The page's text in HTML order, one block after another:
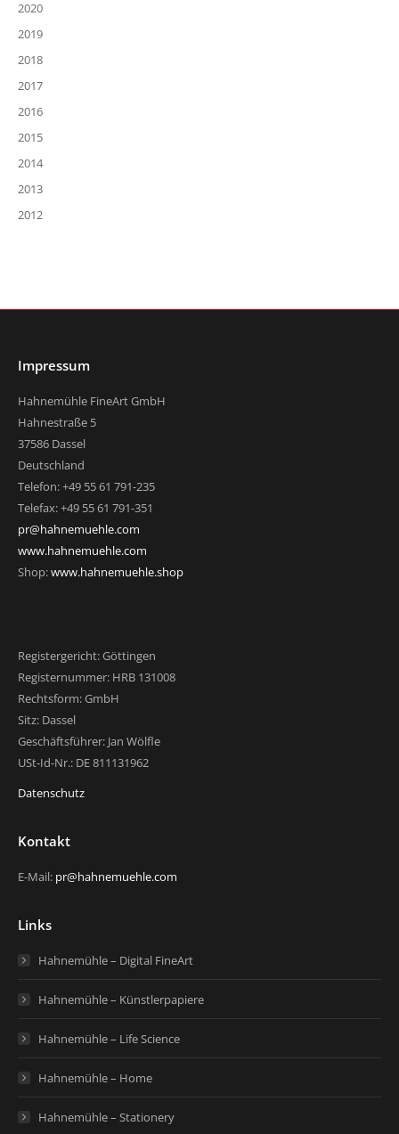
2020
2019
2018
2017
2016
2015
2014
2013
2012
Impressum
Hahnemühle FineArt GmbH
Hahnestraße 5
37586 Dassel
Deutschland
Telefon: +49 55 61 791-235
Telefax: +49 55 61 791-351
pr@hahnemuehle.com
www.hahnemuehle.com
Shop:www.hahnemuehle.shop
Registergericht: Göttingen
Registernummer: HRB 131008
Rechtsform: GmbH
Sitz: Dassel
Geschäftsführer: Jan Wölfle
USt-Id-Nr.: DE 811131962
Datenschutz
Kontakt
E-Mail: pr@hahnemuehle.com
Links
Hahnemühle – Digital FineArt
Hahnemühle – Künstlerpapiere
Hahnemühle – Life Science
Hahnemühle – Home
Hahnemühle – Stationery